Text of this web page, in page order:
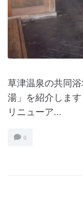
草津温泉の共同
湯」を紹介します
リニューア...
0